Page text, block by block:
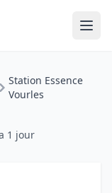
Station Essence
Vourles
1 jour